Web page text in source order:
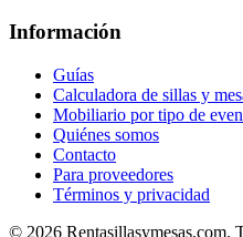
Información
Guías
Calculadora de sillas y
Mobiliario por tipo de
Quiénes somos
Contacto
Para proveedores
Términos y privacidad
© 2026 Rentasillasymesas.com.